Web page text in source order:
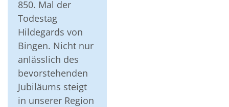
850. Mal der
Todestag
Hildegards von
Bingen. Nicht nur
anlässlich des
bevorstehenden
Jubiläums steigt
in unserer Region